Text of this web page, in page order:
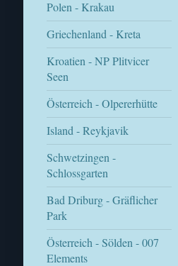
Polen - Krakau
Griechenland - Kreta
Kroatien - NP Plitvicer
Seen
Österreich - Olpererhütte
Island - Reykjavik
Schwetzingen -
Schlossgarten
Bad Driburg - Gräflicher
Park
Österreich - Sölden - 007
Elements